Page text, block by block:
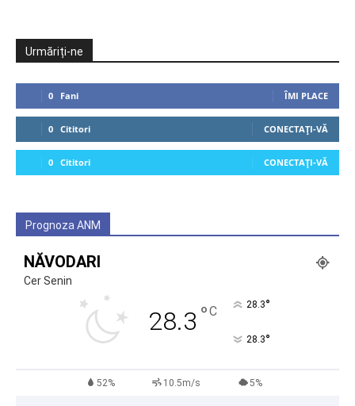
Urmăriți-ne
0 Fani ÎMI PLACE
0 Cititori CONECTAȚI-VĂ
0 Cititori CONECTAȚI-VĂ
Prognoza ANM
NĂVODARI
Cer Senin
28.3 °C 28.3°
28.3°
52% 10.5m/s 5%